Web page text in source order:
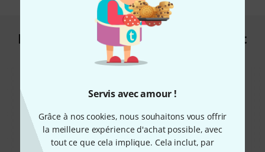
Servis avec amour !
Grâce à nos cookies, nous souhaitons vous offrir
la meilleure expérience d'achat possible, avec
tout ce que cela implique. Cela inclut, par
Les clients qui ont regardé ce produit
ont acheté ceci